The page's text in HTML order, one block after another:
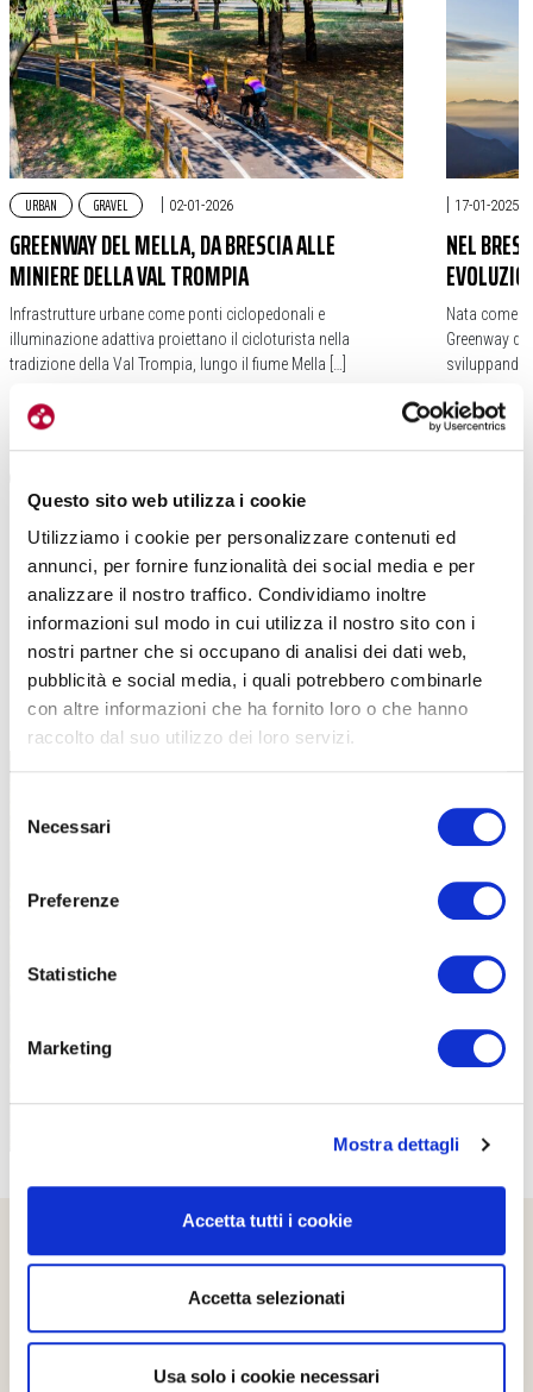
Questo sito web utilizza i cookie
Utilizziamo i cookie per personalizzare contenuti ed
annunci, per fornire funzionalità dei social media e per
analizzare il nostro traffico. Condividiamo inoltre
informazioni sul modo in cui utilizza il nostro sito con i
nostri partner che si occupano di analisi dei dati web,
pubblicità e social media, i quali potrebbero combinarle
con altre informazioni che ha fornito loro o che hanno
raccolto dal suo utilizzo dei loro servizi.
delNecessari
Preferenze
Statistiche
Marketing
Mostra dettagli
Accetta tutti i cookie
Accetta selezionati
Usa solo i cookie necessari
URBAN GRAVEL | 02-01-2026
GREENWAY DEL MELLA, DA BRESCIA ALLE
MINIERE DELLA VAL TROMPIA
Infrastrutture urbane come ponti ciclopedonali e
illuminazione adattiva proiettano il cicloturista nella
tradizione della Val Trompia, lungo il fiume Mella […]
#ITALIA
#VAL TROMPIA
| 17-01-2025
NEL
Nata come
Greenway
#VALLE
#GREENWAY
TUTTE LE CATEGORIE DEL MAGAZINE